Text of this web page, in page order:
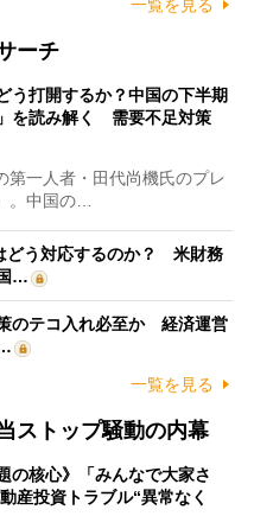
一覧を見る
ーチ
う打開するか？中国の下半期
を読み解く 需要不足対策
一人者・田代尚機氏のプレ
。中国の…
どう対応するのか？ 米財務
…
のテコ入れ必至か 経済運営
一覧を見る
ストップ騒動の内幕
の核心》「みんなで大家さ
産投資トラブル“異常なく